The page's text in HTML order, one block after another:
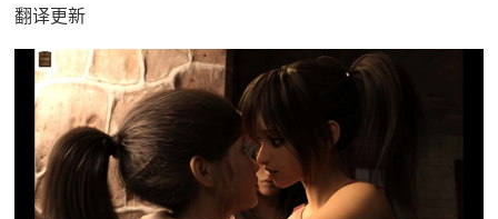
翻译更新